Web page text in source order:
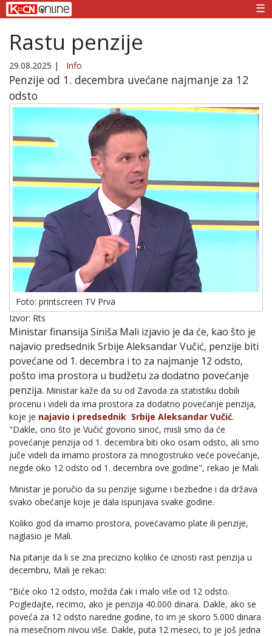
☰
Rastu penzije
29.08.2025 | Info
Penzije od 1. decembra uvećane najmanje za 12
odsto
Foto: printscreen TV Prva
Izvor: Rts
Ministar finansija Siniša Mali izjavio je da će, kao što je
najavio predsednik Srbije Aleksandar Vučić, penzije biti
povećane od 1. decembra i to za najmanje 12 odsto,
pošto ima prostora u budžetu za dodatno povećanje
penzija. Ministar kaže da su od Zavoda za statistiku dobili
procenu i videli da ima prostora za dodatno povećanje penzija,
koje je najavio i predsednik Srbije Aleksandar Vučić.
"Dakle, ono što je Vučić govorio sinoć, misli smo da će
povećanje penzija od 1. decembra biti oko osam odsto, ali smo
juče videli da imamo prostora za mnogostruko veće povećanje,
negde oko 12 odsto od 1. decembra ove godine", rekao je Mali.
Ministar je poručio da su penzije sigurne i bezbedne i da država
svako obećanje koje je dala ispunjava svake godine.
Koliko god da imamo prostora, povećavamo plate ili penzije,
naglasio je Mali.
Na pitanje da li se zna precizno koliko će iznosti rast penzija u
decembru, Mali je rekao:
"Biće oko 12 odsto, možda čak i malo više od 12 odsto.
Pogledajte, recimo, ako je penzija 40.000 dinara. Dakle, ako se
poveća za 12 odsto naredne godine, to im je skoro 5.000 dinara
na mesečnom nivou više. Dakle, puta 12 meseci, to je još jedna